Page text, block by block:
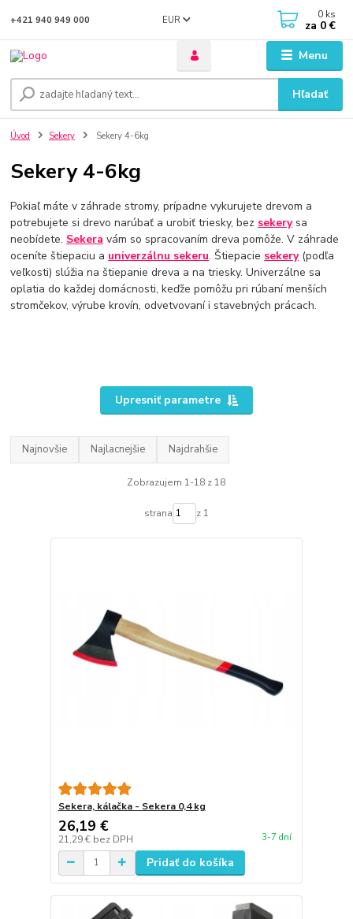
Menu
EUR
Hľadať
+421 940 949 000 0 ks
za 0 €
Úvod Sekery Sekery 4-6kg
Sekery 4-6kg
Pokiaľ máte v záhrade stromy, prípadne vykurujete drevom a
potrebujete si drevo narúbať a urobiť triesky, bez sekerysa
neobídete. Sekera vám so spracovaním dreva pomôže. V záhrade
oceníte štiepaciu a univerzálnu sekeru. Štiepacie sekery(podľa
veľkosti) slúžia na štiepanie dreva a na triesky. Univerzálne sa
oplatia do každej domácnosti, keďže pomôžu pri rúbaní menších
stromčekov, výrube krovín, odvetvovaní i stavebných prácach.
Upresniť parametre
Najnovšie Najlacnejšie Najdrahšie
Zobrazujem 1-18 z 18
strana z 1
Sekera, kálačka - Sekera 0,4 kg
26,19 €
21,29 € bez DPH 3-7 dní
Pridať do košíka